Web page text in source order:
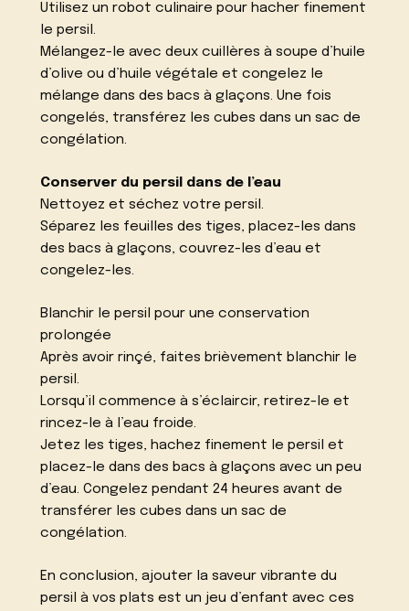
Utilisez un robot culinaire pour hacher finement
le persil.
Mélangez-le avec deux cuillères à soupe d’huile
d’olive ou d’huile végétale et congelez le
mélange dans des bacs à glaçons. Une fois
congelés, transférez les cubes dans un sac de
congélation.
Conserver du persil dans de l’eau
Nettoyez et séchez votre persil.
Séparez les feuilles des tiges, placez-les dans
des bacs à glaçons, couvrez-les d’eau et
congelez-les.
Blanchir le persil pour une conservation
prolongée
Après avoir rinçé, faites brièvement blanchir le
persil.
Lorsqu’il commence à s’éclaircir, retirez-le et
rincez-le à l’eau froide.
Jetez les tiges, hachez finement le persil et
placez-le dans des bacs à glaçons avec un peu
d’eau. Congelez pendant 24 heures avant de
transférer les cubes dans un sac de
congélation.
En conclusion, ajouter la saveur vibrante du
persil à vos plats est un jeu d’enfant avec ces